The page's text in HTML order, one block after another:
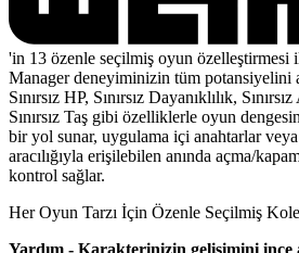
'in 13 özenle seçilmiş oyun özelleştirmesi
Manager deneyiminizin tüm potansiyelini
Sınırsız HP, Sınırsız Dayanıklılık,
Sınırsız Taş gibi özelliklerle oyun
bir yol sunar, uygulama içi anahtarlar
aracılığıyla erişilebilen anında açma/
kontrol sağlar.
Her Oyun Tarzı İçin Özenle Seçilmiş
Yardım - Karakterinizin gelişimini ince